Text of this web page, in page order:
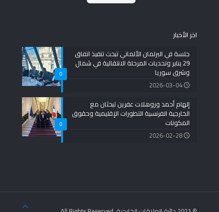
اخر الأخبار
0
جلسة في البرلمان الألماني تبحث تنفيذ اتفاق
29 يناير وتحديات المرحلة الانتقالية في شمال
وشرق سوريا
2026-03-04
0
إلهام أحمد وروهلات عفرين تبحثان مع
الخارجية الفرنسية التطورات الإقليمية وحقوق
المكونات
2026-02-28